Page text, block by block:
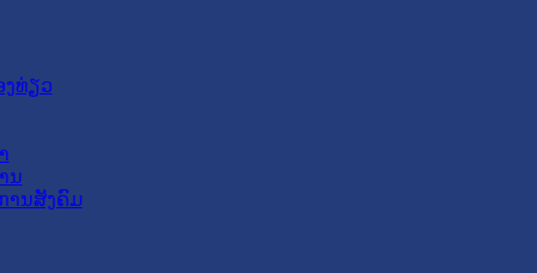
ງທ່ຽວ
ນ
ານສັງຄົມ